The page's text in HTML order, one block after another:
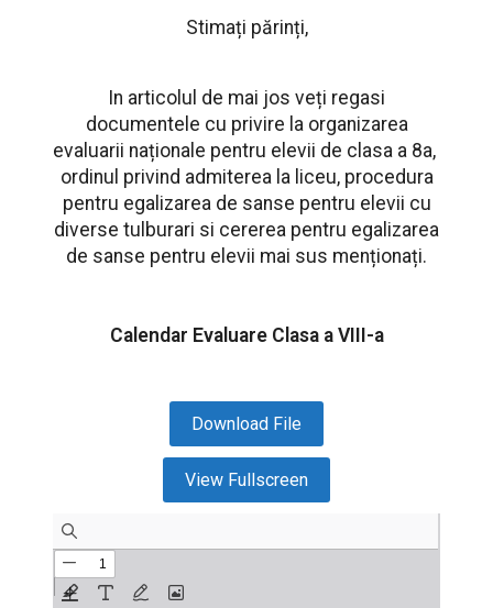
Stimați părinți,
In articolul de mai jos veți regasi
documentele cu privire la organizarea
evaluarii naționale pentru elevii de clasa a 8a,
ordinul privind admiterea la liceu, procedura
pentru egalizarea de sanse pentru elevii cu
diverse tulburari si cererea pentru egalizarea
de sanse pentru elevii mai sus menționați.
Calendar Evaluare Clasa a VIII-a
Download File
View Fullscreen